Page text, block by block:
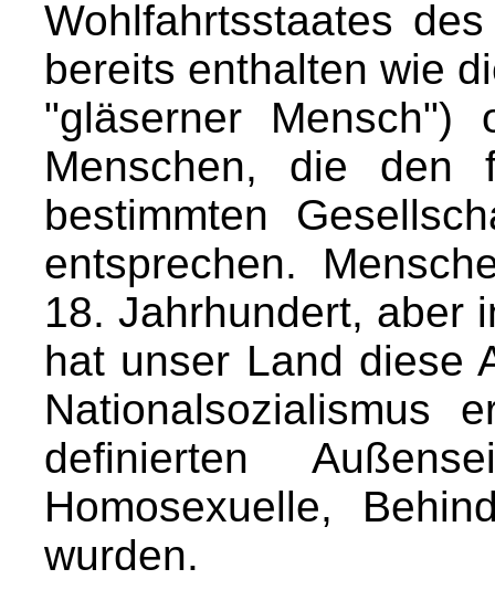
Wohlfahrtsstaates
bereits enthalten wie
"gläserner Mensch")
Menschen, die den
bestimmten
entsprechen.
18. Jahrhundert, aber
hat unser Land diese
Nationalsozialismus
definierten
Homosexuelle,
wurden.